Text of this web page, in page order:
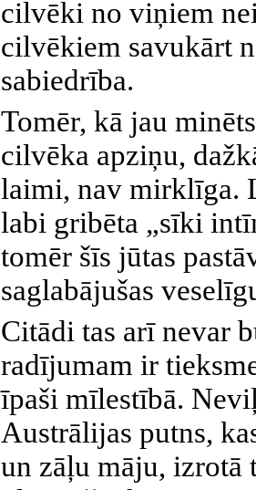
cilvēki no viņiem
cilvēkiem savukārt
sabiedrība.
Tomēr, kā jau
cilvēka apziņu,
laimi, nav mirklīga.
labi gribēta „sīki
tomēr šīs jūtas
saglabājušas
Citādi tas arī nevar
radījumam ir
īpaši mīlestībā.
Austrālijas putns,
un zāļu māju, izrotā